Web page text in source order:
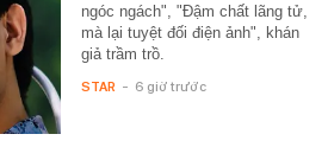
ngóc ngách", "Đậm chất lãng tử,
mà lại tuyệt đối điện ảnh", khán
giả trầm trồ.
STAR - 6 giờ trước